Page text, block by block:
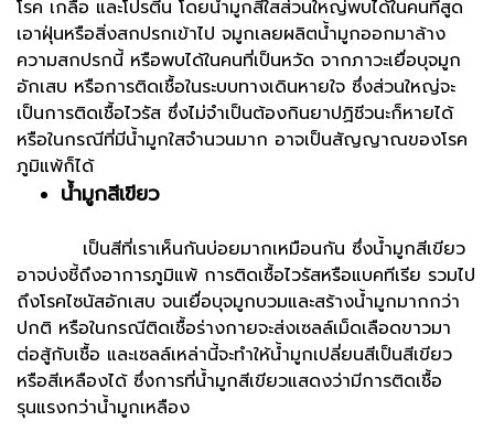
โรค เกลือ และโปรตีน โดยน้ำมูกสีใสส่วนใหญ่พบได้ในคนที่สูด
เอาฝุ่นหรือสิ่งสกปรกเข้าไป จมูกเลยผลิตน้ำมูกออกมาล้าง
ความสกปรกนี้ หรือพบได้ในคนที่เป็นหวัด จากภาวะเยื่อบุจมูก
อักเสบ หรือการติดเชื้อในระบบทางเดินหายใจ ซึ่งส่วนใหญ่จะ
เป็นการติดเชื้อไวรัส ซึ่งไม่จำเป็นต้องกินยาปฏิชีวนะก็หายได้
หรือในกรณีที่มีน้ำมูกใสจำนวนมาก อาจเป็นสัญญาณของโรค
ภูมิแพ้ก็ได้
น้ำมูกสีเขียว
เป็นสีที่เราเห็นกันบ่อยมากเหมือนกัน ซึ่งน้ำมูกสีเขียว
อาจบ่งชี้ถึงอาการภูมิแพ้ การติดเชื้อไวรัสหรือแบคทีเรีย รวมไป
ถึงโรคไซนัสอักเสบ จนเยื่อบุจมูกบวมและสร้างน้ำมูกมากกว่า
ปกติ หรือในกรณีติดเชื้อร่างกายจะส่งเซลล์เม็ดเลือดขาวมา
ต่อสู้กับเชื้อ และเซลล์เหล่านี้จะทำให้น้ำมูกเปลี่ยนสีเป็นสีเขียว
หรือสีเหลืองได้ ซึ่งการที่น้ำมูกสีเขียวแสดงว่ามีการติดเชื้อ
รุนแรงกว่าน้ำมูกเหลือง